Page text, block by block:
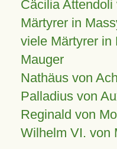
Cäcilia
Märtyrer in
viele Märtyrer in
Mauger
Nathäus von
Palladius von
Reginald von
Wilhelm VI. von